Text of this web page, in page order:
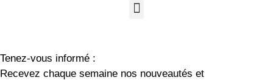
Tenez-vous informé :
Recevez chaque semaine nos nouveautés et